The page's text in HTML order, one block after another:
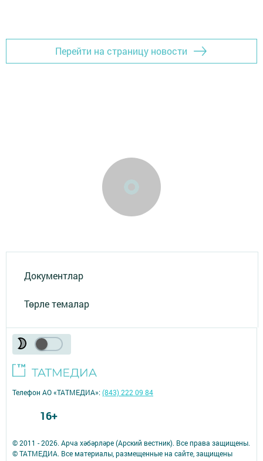
Перейти на страницу новости
Документлар
Төрле темалар
© 2011 - 2026. Арча хәбәрләре (Арский вестник). Все права защищены.
© ТАТМЕДИА. Все материалы, размещенные на сайте, защищены
Телефон АО «ТАТМЕДИА»:(843) 222 09 84
16+